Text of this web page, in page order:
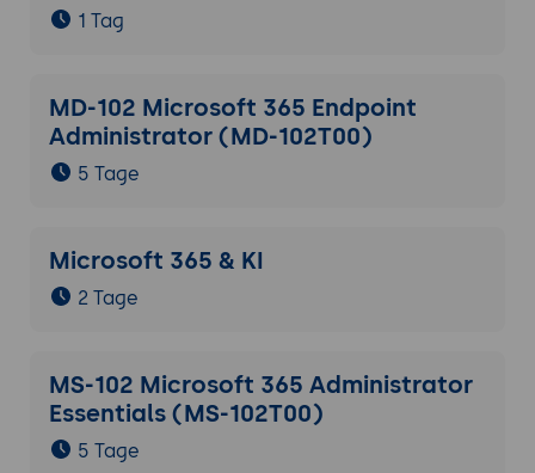
1 Tag
MD-102 Microsoft 365 Endpoint
Administrator (MD-102T00)
5 Tage
Microsoft 365 & KI
2 Tage
MS-102 Microsoft 365 Administrator
Essentials (MS-102T00)
5 Tage